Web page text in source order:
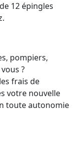
12 épingles
pompiers,
?
frais de
votre nouvelle
toute autonomie